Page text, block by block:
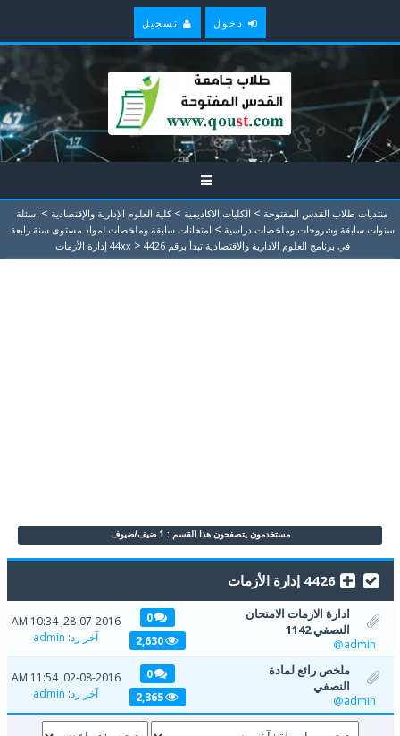
دخول تسجيل
منتديات طلاب القدس المفتوحة > الكليات الاكاديمية > كلية العلوم الإدارية والإقتصادية > اسئلة
سنوات سابقة وشروحات وملخصات دراسية > امتحانات سابقة وملخصات لمواد مستوى سنة رابعة
في برنامج العلوم الادارية والاقتصادية تبدأ برقم 44xx
> 4426 إدارة الأزمات
مستخدمون يتصفحون هذا القسم : 1 ضيف/ضيوف
4426 إدارة الأزمات
ادارة الازمات الامتحان
النصفي 1142
admin
0
2,630
28-07-2016, 10:34 AM
آخر رد:
admin
ملخص رائع لمادة
النصفي
admin
0
2,365
02-08-2016, 11:54 AM
آخر رد:
admin